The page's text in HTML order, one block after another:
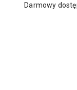
Darmowy